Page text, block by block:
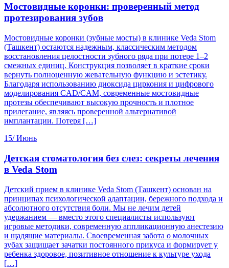
Мостовидные коронки: проверенный метод
протезирования зубов
Мостовидные коронки (зубные мосты) в клинике Veda Stom
(Ташкент) остаются надежным, классическим методом
восстановления целостности зубного ряда при потере 1–2
смежных единиц. Конструкция позволяет в краткие сроки
вернуть полноценную жевательную функцию и эстетику.
Благодаря использованию диоксида циркония и цифрового
моделирования CAD/CAM, современные мостовидные
протезы обеспечивают высокую прочность и плотное
прилегание, являясь проверенной альтернативой
имплантации. Потеря […]
15/ Июнь
Детская стоматология без слез: секреты лечения
в Veda Stom
Детский прием в клинике Veda Stom (Ташкент) основан на
принципах психологической адаптации, бережного подхода и
абсолютного отсутствия боли. Мы не лечим детей
удержанием — вместо этого специалисты используют
игровые методики, современную аппликационную анестезию
и щадящие материалы. Своевременная забота о молочных
зубах защищает зачатки постоянного прикуса и формирует у
ребенка здоровое, позитивное отношение к культуре ухода
[…]